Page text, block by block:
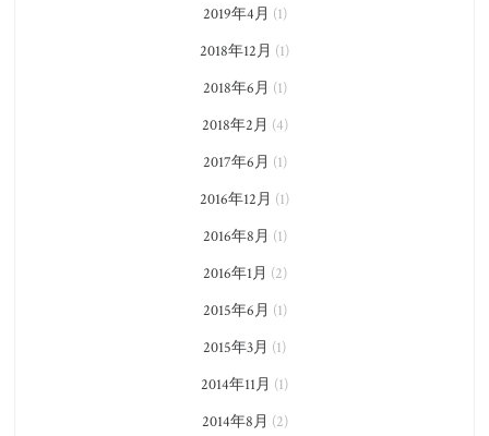
2019年4月 (1)
2018年12月 (1)
2018年6月 (1)
2018年2月 (4)
2017年6月 (1)
2016年12月 (1)
2016年8月 (1)
2016年1月 (2)
2015年6月 (1)
2015年3月 (1)
2014年11月 (1)
2014年8月 (2)